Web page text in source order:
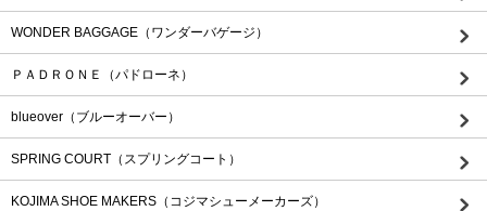
WONDER BAGGAGE（ワンダーバゲージ）
ＰＡＤＲＯＮＥ（パドローネ）
blueover（ブルーオーバー）
SPRING COURT（スプリングコート）
KOJIMA SHOE MAKERS（コジマシューメーカーズ）